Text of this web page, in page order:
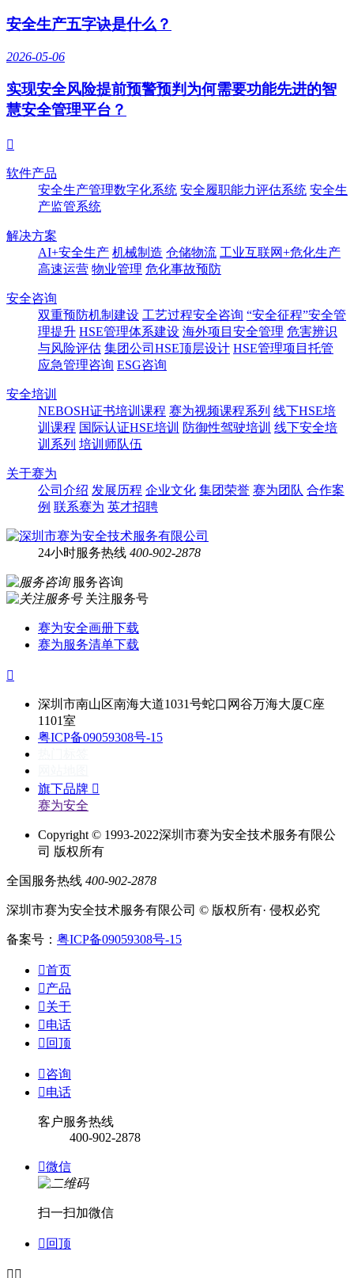
安全生产五字诀是什么？
2026-05-06
实现安全风险提前预警预判为何需要功能先进的智
慧安全管理平台？

软件产品
安全生产管理数字化系统 安全履职能力评估系统 安全生
产监管系统
解决方案
AI+安全生产 机械制造 仓储物流 工业互联网+危化生产
高速运营 物业管理 危化事故预防
安全咨询
双重预防机制建设 工艺过程安全咨询 “安全征程”安全管
理提升 HSE管理体系建设 海外项目安全管理 危害辨识
与风险评估 集团公司HSE顶层设计 HSE管理项目托管
应急管理咨询 ESG咨询
安全培训
NEBOSH证书培训课程 赛为视频课程系列 线下HSE培
训课程 国际认证HSE培训 防御性驾驶培训 线下安全培
训系列 培训师队伍
关于赛为
公司介绍 发展历程 企业文化 集团荣誉 赛为团队 合作案
例 联系赛为 英才招聘
24小时服务热线 400-902-2878
服务咨询
关注服务号
赛为安全画册下载
赛为服务清单下载

深圳市南山区南海大道1031号蛇口网谷万海大厦C座
1101室
粤ICP备09059308号-15
旗下品牌 
赛为安全
Copyright © 1993-2022深圳市赛为安全技术服务有限公
司 版权所有
全国服务热线 400-902-2878
深圳市赛为安全技术服务有限公司 © 版权所有· 侵权必究
备案号： 粤ICP备09059308号-15
首页
产品
关于
电话
 回顶
咨询
电话
客户服务热线
400-902-2878
微信
扫一扫加微信
 回顶
 